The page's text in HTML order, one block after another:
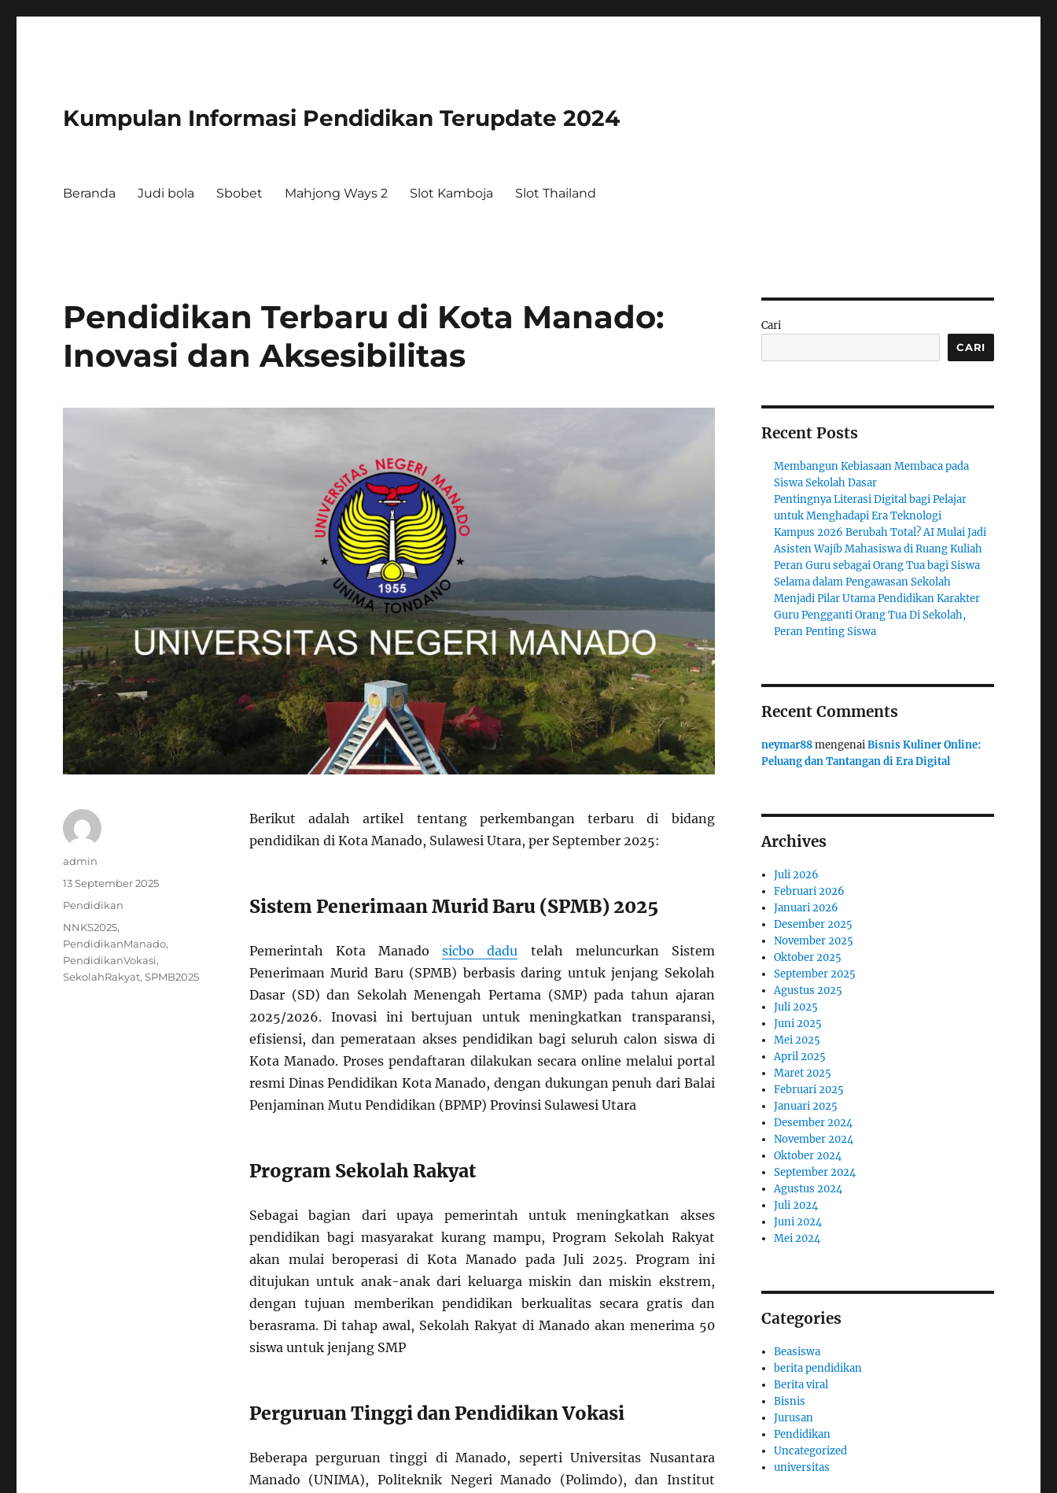
Kumpulan Informasi Pendidikan Terupdate 2024
Beranda Judi bola Sbobet Mahjong Ways 2 Slot Kamboja Slot Thailand
Pendidikan Terbaru di Kota Manado:
Inovasi dan Aksesibilitas
Berikut adalah artikel tentang perkembangan terbaru di bidang
pendidikan di Kota Manado, Sulawesi Utara, per September 2025:
Sistem Penerimaan Murid Baru (SPMB) 2025
Pemerintah Kota Manadosicbo dadu telah meluncurkan Sistem
Penerimaan Murid Baru (SPMB) berbasis daring untuk jenjang Sekolah
Dasar (SD) dan Sekolah Menengah Pertama (SMP) pada tahun ajaran
2025/2026. Inovasi ini bertujuan untuk meningkatkan transparansi,
efisiensi, dan pemerataan akses pendidikan bagi seluruh calon siswa di
Kota Manado. Proses pendaftaran dilakukan secara online melalui portal
resmi Dinas Pendidikan Kota Manado, dengan dukungan penuh dari Balai
Penjaminan Mutu Pendidikan (BPMP) Provinsi Sulawesi Utara
Program Sekolah Rakyat
Sebagai bagian dari upaya pemerintah untuk meningkatkan akses
pendidikan bagi masyarakat kurang mampu, Program Sekolah Rakyat
akan mulai beroperasi di Kota Manado pada Juli 2025. Program ini
ditujukan untuk anak-anak dari keluarga miskin dan miskin ekstrem,
dengan tujuan memberikan pendidikan berkualitas secara gratis dan
berasrama. Di tahap awal, Sekolah Rakyat di Manado akan menerima 50
siswa untuk jenjang SMP
Perguruan Tinggi dan Pendidikan Vokasi
Beberapa perguruan tinggi di Manado, seperti Universitas Nusantara
Manado (UNIMA), Politeknik Negeri Manado (Polimdo), dan Institut
Author
admin
Posted
13 September 2025
Categories
Pendidikan
Tags
NNKS2025,
PendidikanManado,
PendidikanVokasi,
SekolahRakyat,SPMB2025
Cari
CARI
Recent Posts
Membangun Kebiasaan Membaca pada
Siswa Sekolah Dasar
Pentingnya Literasi Digital bagi Pelajar
untuk Menghadapi Era Teknologi
Kampus 2026 Berubah Total? AI Mulai Jadi
Asisten Wajib Mahasiswa di Ruang Kuliah
Peran Guru sebagai Orang Tua bagi Siswa
Selama dalam Pengawasan Sekolah
Menjadi Pilar Utama Pendidikan Karakter
Guru Pengganti Orang Tua Di Sekolah,
Peran Penting Siswa
Recent Comments
neymar88mengenaiBisnis Kuliner Online:
Peluang dan Tantangan di Era Digital
Archives
Juli 2026
Februari 2026
Januari 2026
Desember 2025
November 2025
Oktober 2025
September 2025
Agustus 2025
Juli 2025
Juni 2025
Mei 2025
April 2025
Maret 2025
Februari 2025
Januari 2025
Desember 2024
November 2024
Oktober 2024
September 2024
Agustus 2024
Juli 2024
Juni 2024
Mei 2024
Categories
Beasiswa
berita pendidikan
Berita viral
Bisnis
Jurusan
Pendidikan
Uncategorized
universitas